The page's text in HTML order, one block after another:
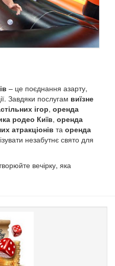
– це поєднання азарту,
Завдяки послугам виїзне
ігор, оренда
родео Київ, оренда
атракціонів та оренда
незабутнє свято для
вечірку, яка